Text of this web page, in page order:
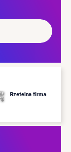
Rzetelna firma